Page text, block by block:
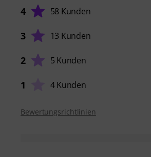
4 58 Kunden
3 13 Kunden
2 5 Kunden
1 4 Kunden
Bewertungsrichtlinien